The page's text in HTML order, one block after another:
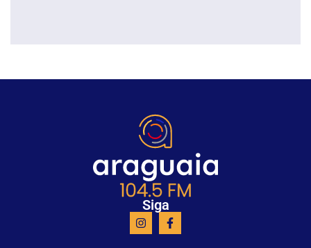
Siga